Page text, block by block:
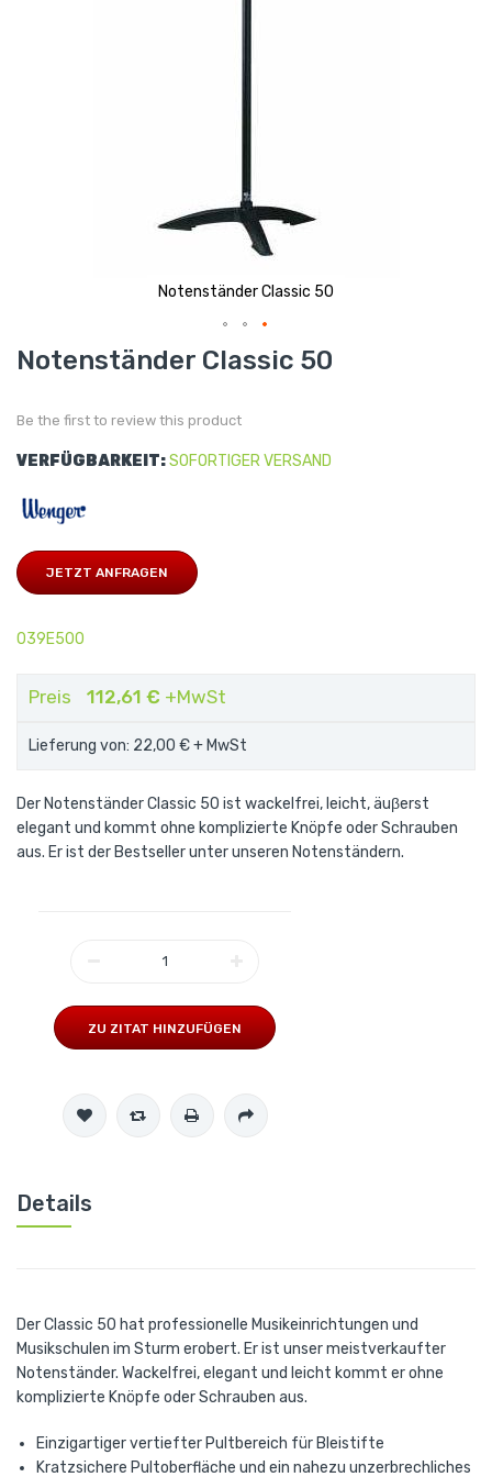
Notenständer Classic 50
Skip
to
the
gallery
Notenständer Classic 50
Be the first to review this product
VERFÜGBARKEIT:SOFORTIGER VERSAND
JETZT ANFRAGEN
039E500
Preis 112,61 € +MwSt
Lieferung von: 22,00 €+ MwSt
Der Notenständer Classic 50 ist wackelfrei, leicht, äuβerst
elegant und kommt ohne komplizierte Knöpfe oder Schrauben
aus. Er ist der Bestseller unter unseren Notenständern.
ZU ZITAT HINZUFÜGEN
Details
Der Classic 50 hat professionelle Musikeinrichtungen und
Musikschulen im Sturm erobert. Er ist unser meistverkaufter
Notenständer. Wackelfrei, elegant und leicht kommt er ohne
komplizierte Knöpfe oder Schrauben aus.
Einzigartiger vertiefter Pultbereich für Bleistifte
Kratzsichere Pultoberfläche und ein nahezu unzerbrechliches